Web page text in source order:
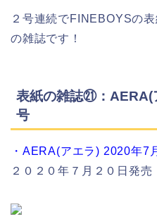
２号連続でFINEBOYSの
の雑誌です！
表紙の雑誌㉑：AERA(
号
・AERA(アエラ) 2020年7
２０２０年７月２０日発売